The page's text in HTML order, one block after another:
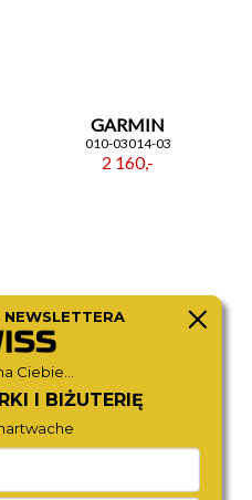
GARMIN
010-03014-03
2 160,-
1 160,-
Ciebie...
I BIŻUTERIĘ